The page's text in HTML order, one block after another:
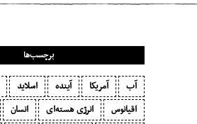
برچسب‌ها
آب آمریکا آینده اسلاید
اقیانوس
انرژی هسته‌ای انسان